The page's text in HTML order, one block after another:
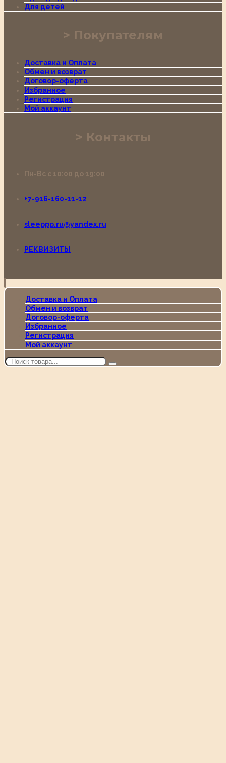
Для детей
Покупателям
Доставка и Оплата
Обмен и возврат
Договор-оферта
Избранное
Регистрация
Мой аккаунт
Контакты
Пн-Вс с 10:00 до 19:00
+7-916-160-11-12
sleeppp.ru@yandex.ru
РЕКВИЗИТЫ
Доставка и Оплата
Обмен и возврат
Договор-оферта
Избранное
Регистрация
Мой аккаунт